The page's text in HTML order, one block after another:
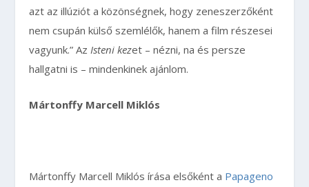
azt az illúziót a közönségnek, hogy zeneszerzőként
nem csupán külső szemlélők, hanem a film részesei
vagyunk.” Az Isteni kezet – nézni, na és persze
hallgatni is – mindenkinek ajánlom.
Mártonffy Marcell Miklós
Mártonffy Marcell Miklós írása elsőként a Papageno